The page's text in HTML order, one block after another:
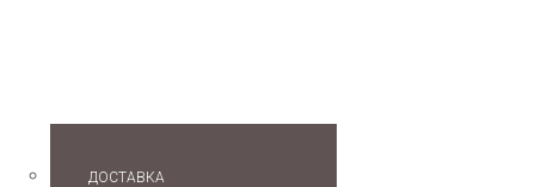
ДОСТАВКА